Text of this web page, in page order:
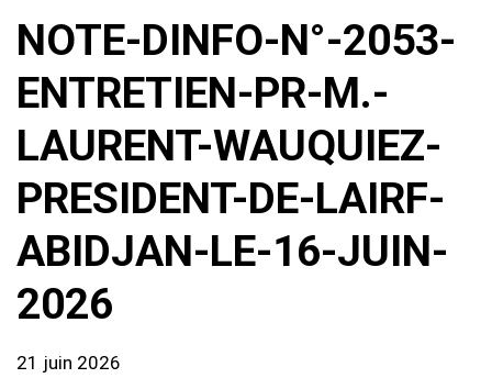
NOTE-DINFO-N°-2053-
ENTRETIEN-PR-M.-
LAURENT-WAUQUIEZ-
PRESIDENT-DE-LAIRF-
ABIDJAN-LE-16-JUIN-
2026
21 juin 2026